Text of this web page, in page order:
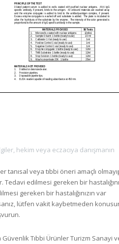
hekim veya eczacıya danışmanın
tanısal veya tıbbi öneri amaçlı
Tedavi edilmesi gereken bir
gereken bir hastalığınızın var
lütfen vakit kaybetmeden
Güvenlik Tıbbi Ürünler Turizm Sanayi